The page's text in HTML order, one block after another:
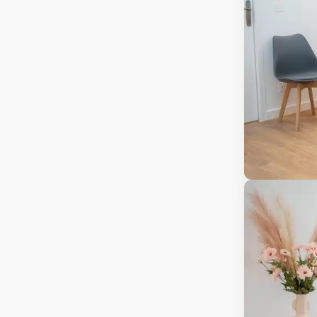
Production